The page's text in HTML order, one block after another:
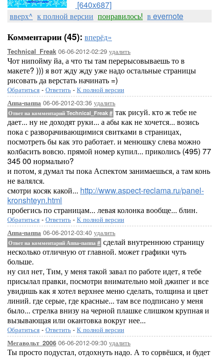
[640x687]
вверх^ к полной версии понравилось! в evernote
Комментарии (45): вперёд»
Technical_Freak 06-06-2012-02:29 удалить
Чот нипойму йа, а что ты там перерысовываешь то в
макете? ))) я вот жду жду уже надо остальные страницы
рисовать да верстать начинать =)
Обратиться - Ответить - К полной версии
Аппа-паппа 06-06-2012-03:36 удалить
Ответ на комментарий Technical_Freak # так рисуй. кто ж тебе не
дает... ну не доходят руки... а абы как не хочется... возись
пока с разворачивающимися свитками в страницах,
посмотреть бы как это работает. и менюшку слева можно
колбасить вовсю. прямой номер купил... приколись (495) 77
345 00 нормально?
и потом, я думал ты пока Аспектом занимаешься, а там конь
не валялся.
смотри косяк какой... http://www.aspect-reclama.ru/panel-
kronshteyn.html
пробегись по страницам... левая колонка вообще... блин.
Обратиться - Ответить - К полной версии
Аппа-паппа 06-06-2012-03:40 удалить
Ответ на комментарий Аппа-паппа # сделай внутреннюю страницу
несколько отличную от главной. может графики чуть
больше.
ну сил нет, Тим, у меня такой завал по работе идет, я тебе
присылал правки, посмотри внимательно мой джипег и все
увидишь как я хотел верхнее меню сделать, толщина и цвет
линий. где серые, где красные... там все подписано у меня
было... стрелка внизу на черной плашке слишком крупная и
вызывающая или окантовка вокруг нее...
Обратиться - Ответить - К полной версии
Мегавольт_2006 06-06-2012-09:30 удалить
Ты просто подустал, отдохнуть надо. А то сорвёшся, и будет